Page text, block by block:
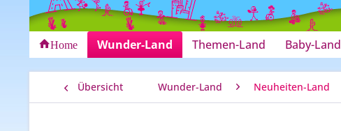
Home Wunder-Land Themen-Land Baby-Land
Übersicht Wunder-Land Neuheiten-Land